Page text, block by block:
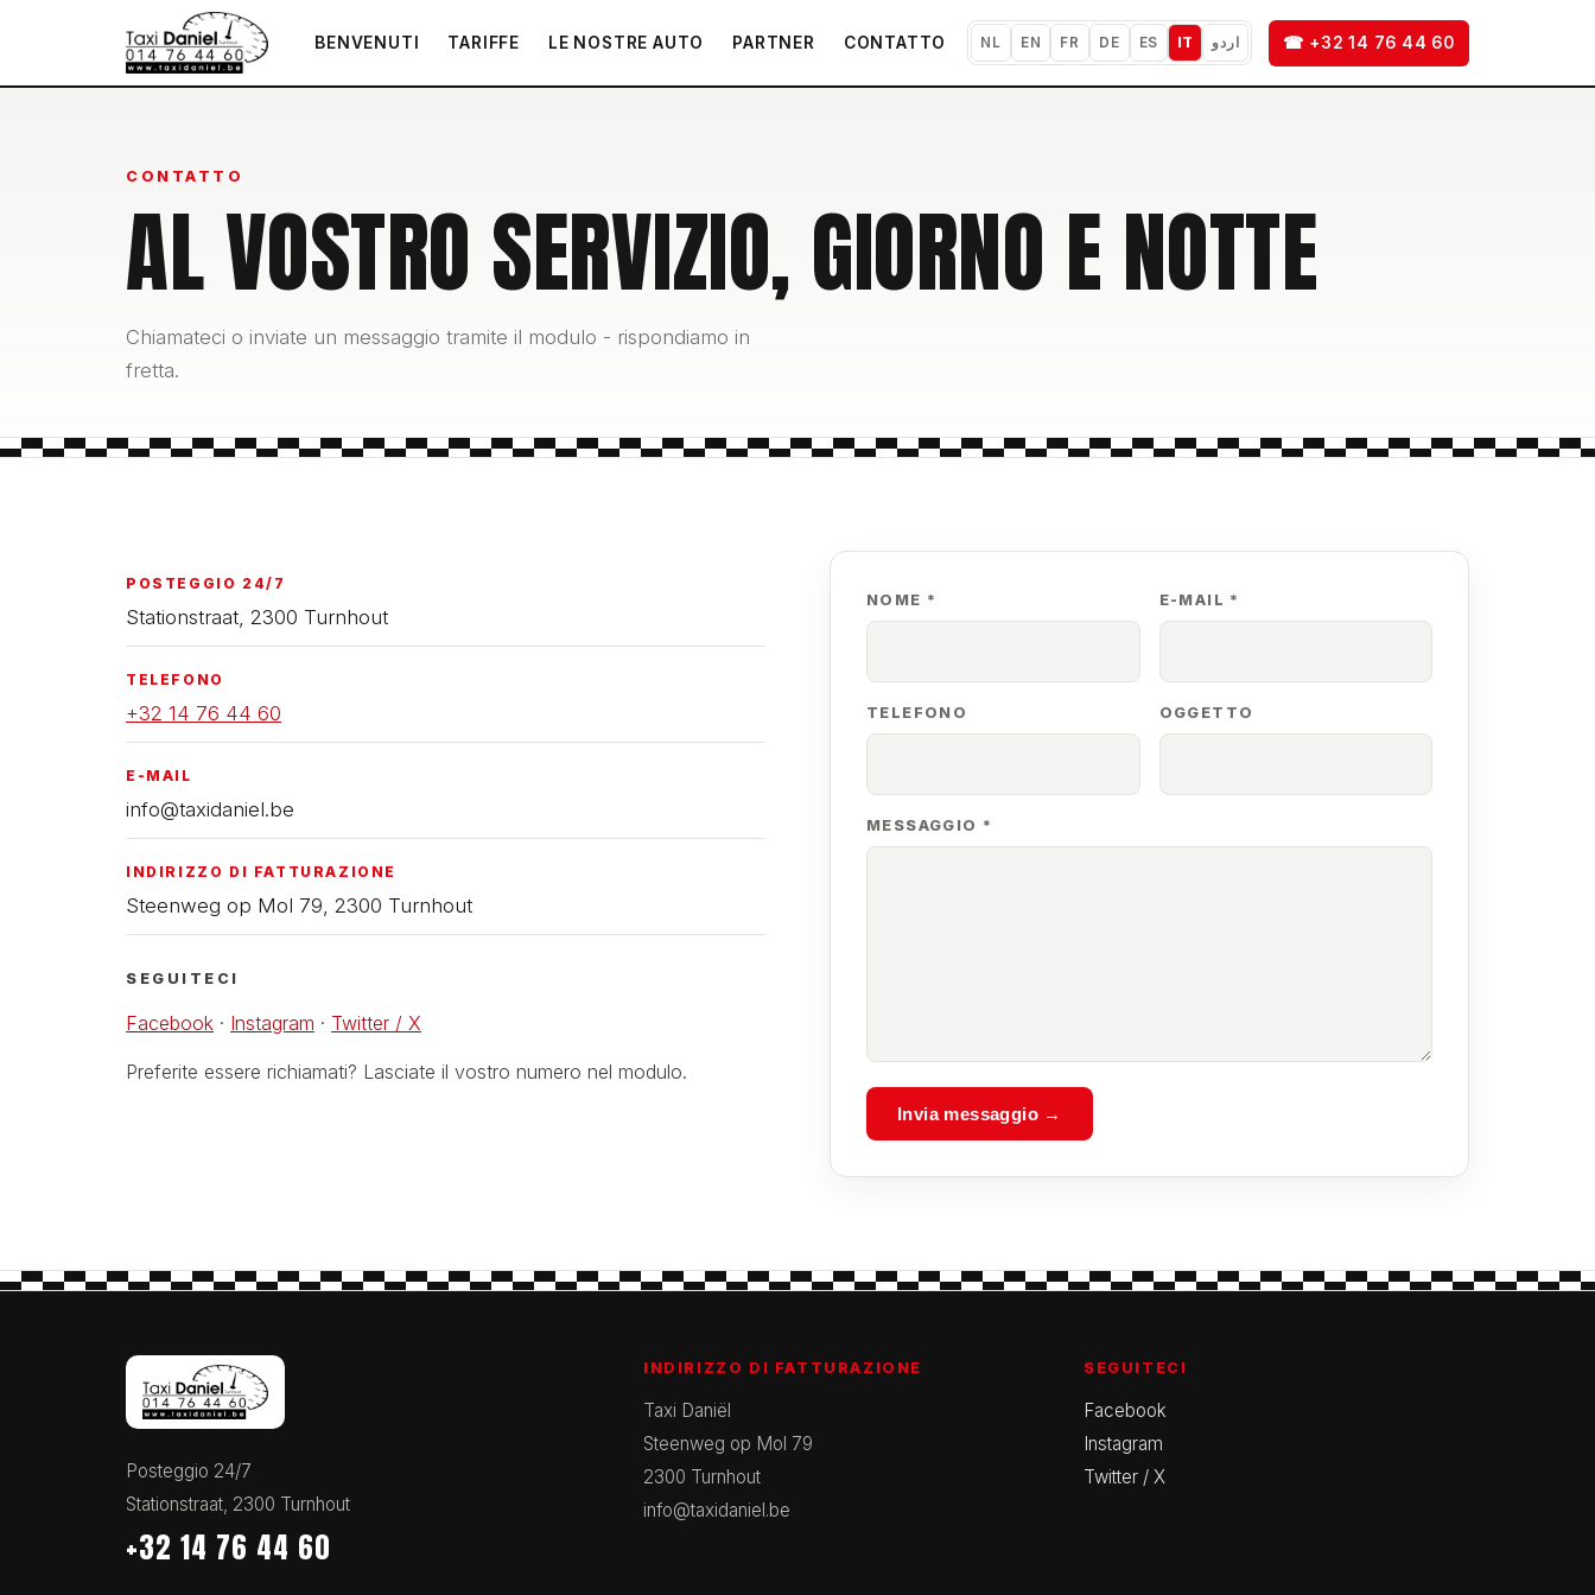
BENVENUTI TARIFFE LE NOSTRE AUTO PARTNER CONTATTO NL EN FR DE ES IT اردو ☎ +32 14 76 44 60
CONTATTO
AL VOSTRO SERVIZIO, GIORNO E NOTTE
Chiamateci o inviate un messaggio tramite il modulo - rispondiamo in
fretta.
POSTEGGIO 24/7
Stationstraat, 2300 Turnhout
TELEFONO
+32 14 76 44 60
E-MAIL
info@taxidaniel.be
INDIRIZZO DI FATTURAZIONE
Steenweg op Mol 79, 2300 Turnhout
SEGUITECI
Facebook · Instagram · Twitter / X
Preferite essere richiamati? Lasciate il vostro numero nel modulo.
NOME * E-MAIL *
TELEFONO OGGETTO
MESSAGGIO *
Invia messaggio →
Posteggio 24/7
Stationstraat, 2300 Turnhout
+32 14 76 44 60
INDIRIZZO DI FATTURAZIONE
Taxi Daniël
Steenweg op Mol 79
2300 Turnhout
info@taxidaniel.be
SEGUITECI
Facebook
Instagram
Twitter / X